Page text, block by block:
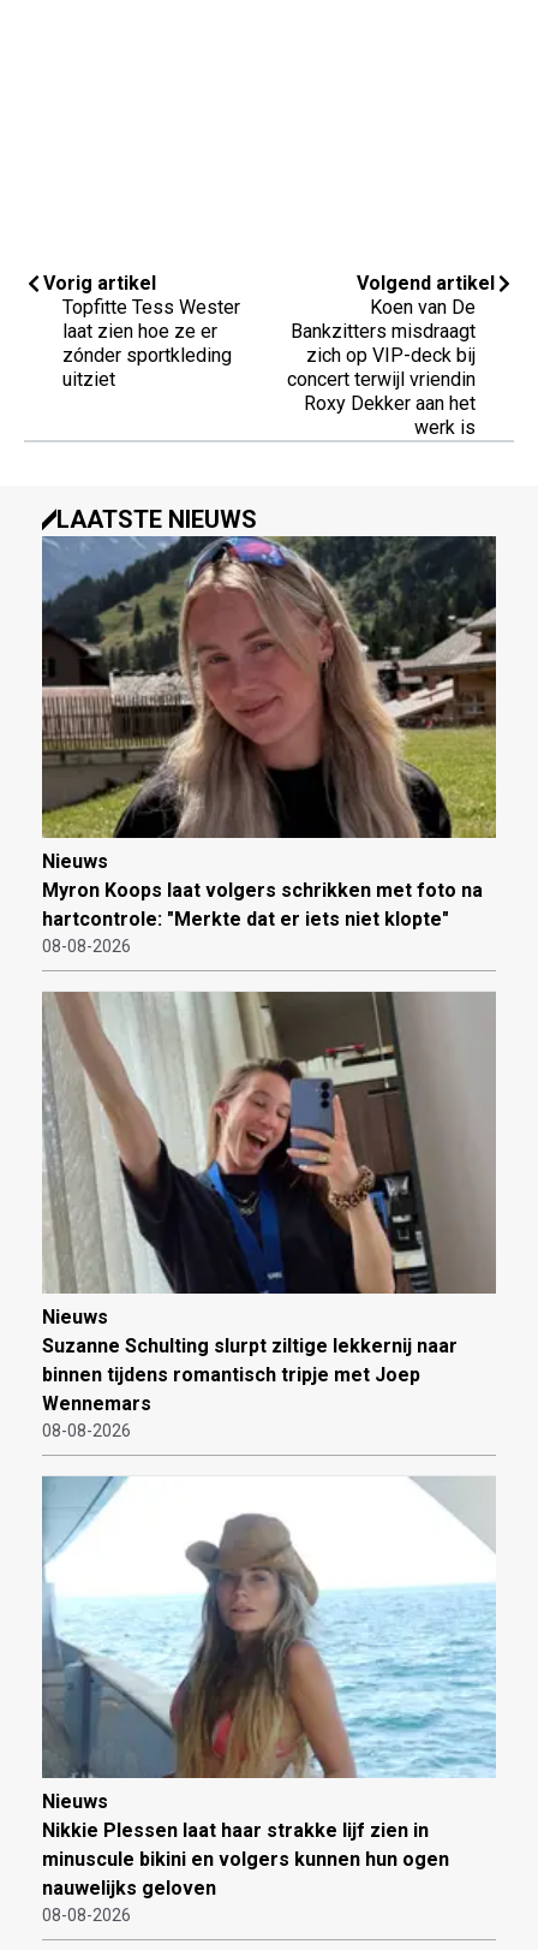
Vorig artikel
Topfitte Tess Wester
laat zien hoe ze er
zónder sportkleding
uitziet
Volgend artikel
Koen van De
Bankzitters misdraagt
zich op VIP-deck bij
concert terwijl vriendin
Roxy Dekker aan het
werk is
LAATSTE NIEUWS
Nieuws
Myron Koops laat volgers schrikken met foto na
hartcontrole: "Merkte dat er iets niet klopte"
08-08-2026
Nieuws
Suzanne Schulting slurpt ziltige lekkernij naar
binnen tijdens romantisch tripje met Joep
Wennemars
08-08-2026
Nieuws
Nikkie Plessen laat haar strakke lijf zien in
minuscule bikini en volgers kunnen hun ogen
nauwelijks geloven
08-08-2026